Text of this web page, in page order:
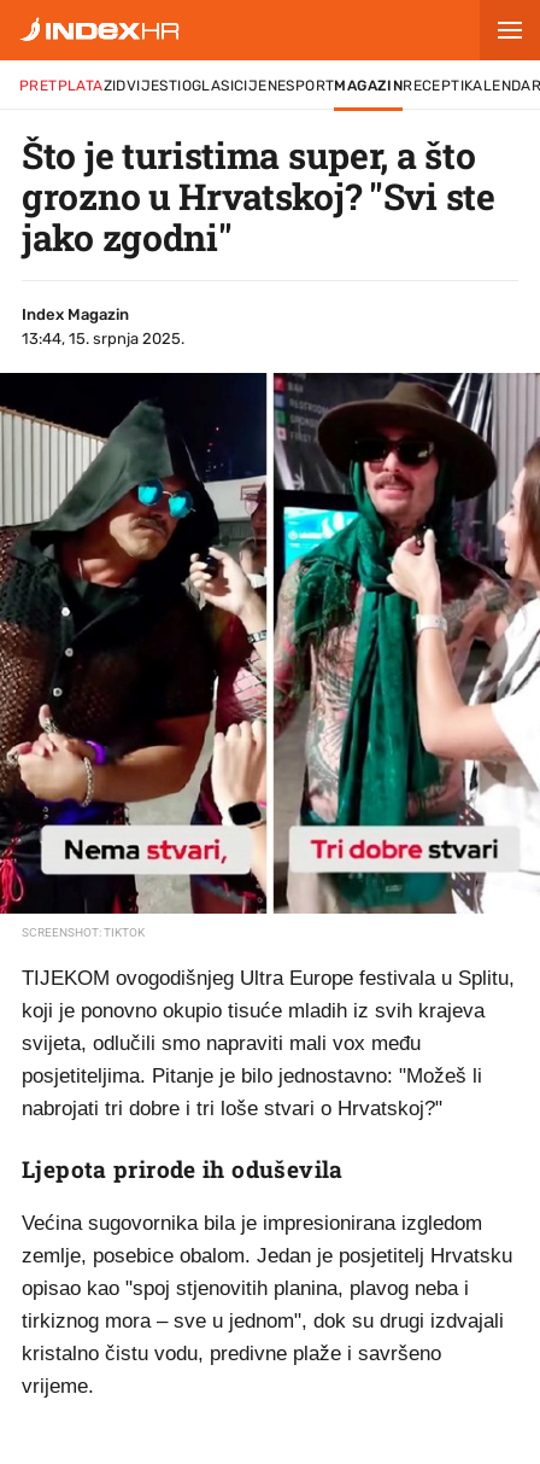
PRETPLATAZIDVIJESTIOGLASICIJENESPORTMAGAZINRECEPTI
Što je turistima super, a što
grozno u Hrvatskoj? "Svi ste
jako zgodni"
Index Magazin
13:44, 15. srpnja 2025.
SCREENSHOT: TIKTOK
TIJEKOM ovogodišnjeg Ultra Europe festivala u Splitu,
koji je ponovno okupio tisuće mladih iz svih krajeva
svijeta, odlučili smo napraviti mali vox među
posjetiteljima. Pitanje je bilo jednostavno: "Možeš li
nabrojati tri dobre i tri loše stvari o Hrvatskoj?"
Ljepota prirode ih oduševila
Većina sugovornika bila je impresionirana izgledom
zemlje, posebice obalom. Jedan je posjetitelj Hrvatsku
opisao kao "spoj stjenovitih planina, plavog neba i
tirkiznog mora – sve u jednom", dok su drugi izdvajali
kristalno čistu vodu, predivne plaže i savršeno
vrijeme.